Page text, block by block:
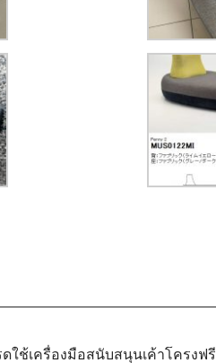
ช้เครื่องมือสนับสนุนเค้าโครงฟรี